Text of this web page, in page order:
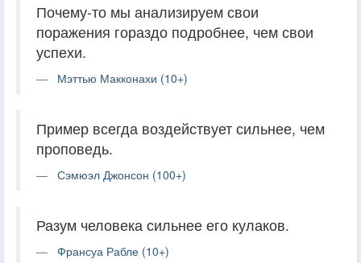
Почему-то мы анализируем свои
поражения гораздо подробнее, чем свои
успехи.
Мэттью Макконахи (10+)
Пример всегда воздействует сильнее, чем
проповедь.
Сэмюэл Джонсон (100+)
Разум человека сильнее его кулаков.
Франсуа Рабле (10+)